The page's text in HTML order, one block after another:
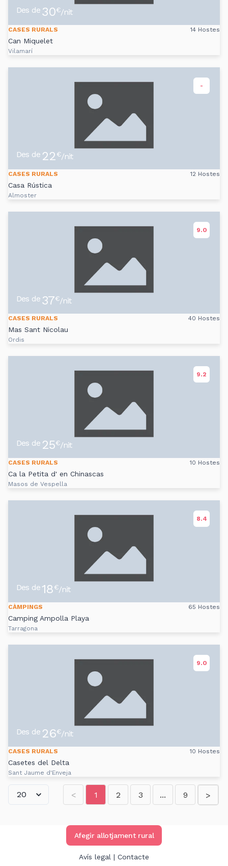
Des de 30€/nit
CASES RURALS 14 Hostes
Can Miquelet
Vilamarí
-
Des de 22€/nit
CASES RURALS 12 Hostes
Casa Rústica
Almoster
9.0
Des de 37€/nit
CASES RURALS 40 Hostes
Mas Sant Nicolau
Ordis
9.2
Des de 25€/nit
CASES RURALS 10 Hostes
Ca la Petita d' en Chinascas
Masos de Vespella
8.4
Des de 18€/nit
CÀMPINGS 65 Hostes
Camping Ampolla Playa
Tarragona
9.0
Des de 26€/nit
CASES RURALS 10 Hostes
Casetes del Delta
Sant Jaume d'Enveja
< 1 2 3 ... 9 >
Afegir allotjament rural
Avís legal | Contacte